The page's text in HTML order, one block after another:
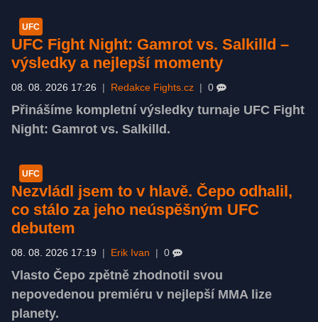
UFC
UFC Fight Night: Gamrot vs. Salkilld –
výsledky a nejlepší momenty
08. 08. 2026 17:26 Redakce Fights.cz 0
Přinášíme kompletní výsledky turnaje UFC Fight
Night: Gamrot vs. Salkilld.
UFC
Nezvládl jsem to v hlavě. Čepo odhalil,
co stálo za jeho neúspěšným UFC
debutem
08. 08. 2026 17:19 Erik Ivan 0
Vlasto Čepo zpětně zhodnotil svou
nepovedenou premiéru v nejlepší MMA lize
planety.